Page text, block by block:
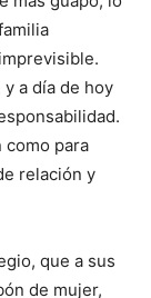
a día de hoy
como para
relación y
que a sus
de mujer,